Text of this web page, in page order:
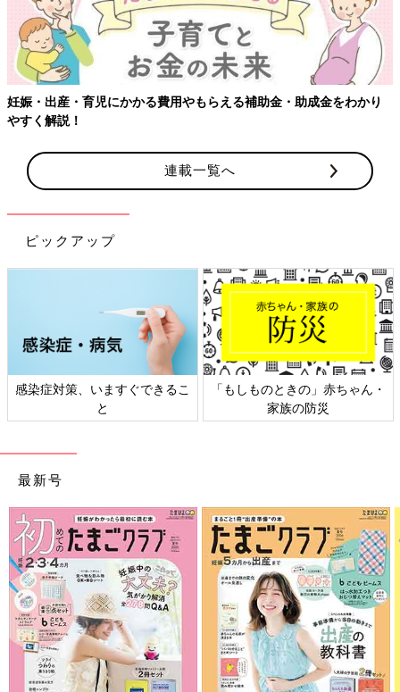
をわかり
連載一覧へ
ピックアップ
」赤ちゃん・
日本外来小児科学会リーフレッ
六星占術 細木か
最新号